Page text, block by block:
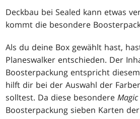
Deckbau bei Sealed kann etwas
kommt die besondere
Als du deine Box gewählt hast,
Planeswalker entschieden. Der
Boosterpackung entspricht
hilft dir bei der Auswahl der
solltest. Da diese besondere
Boosterpackung sieben Karten